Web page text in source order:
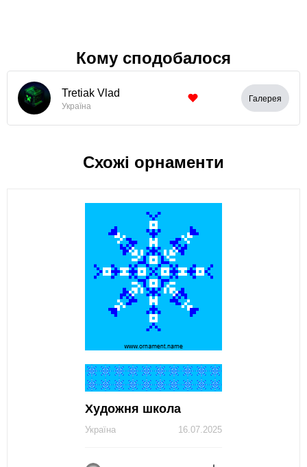
Кому сподобалося
Tretiak Vlad
Україна
Галерея
Схожі орнаменти
Художня школа
16.07.2025
Україна